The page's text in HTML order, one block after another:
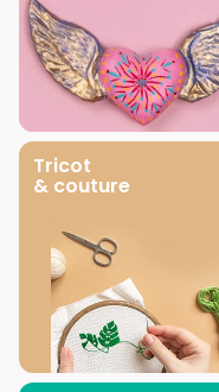
Tricot
& couture